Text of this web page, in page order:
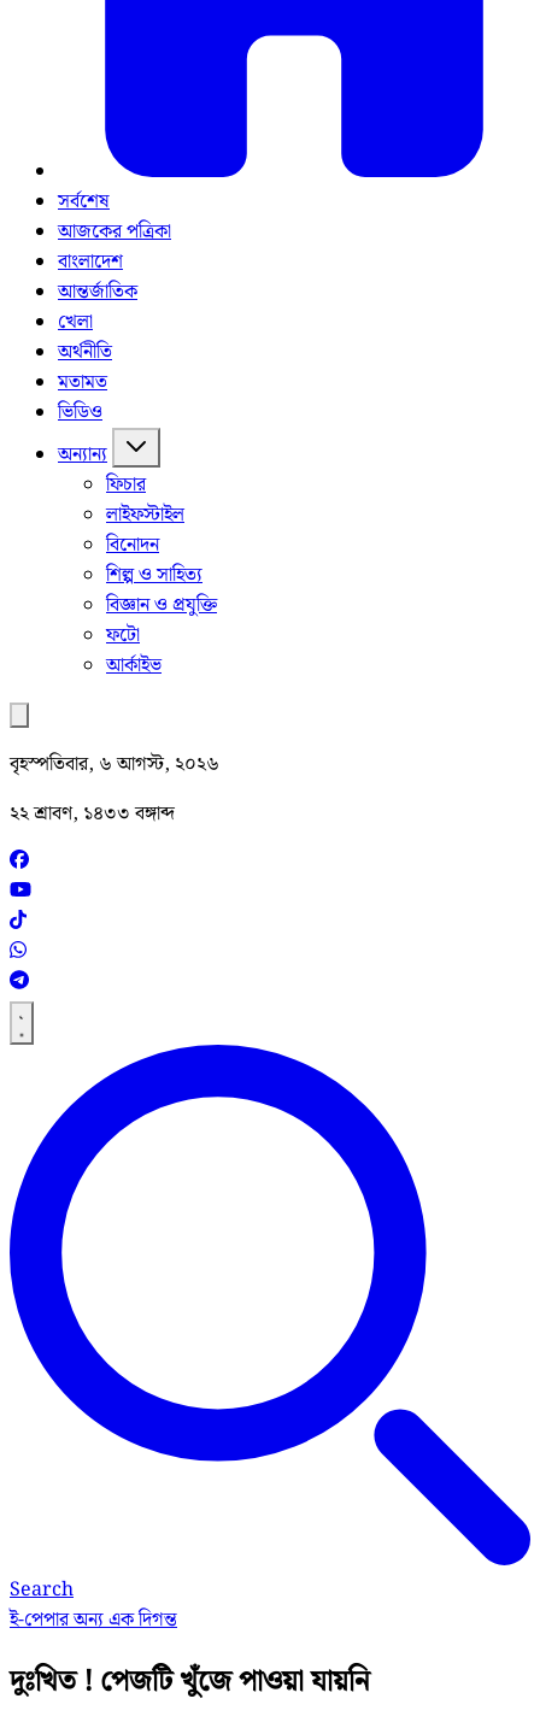
সর্বশেষ
আজকের পত্রিকা
বাংলাদেশ
আন্তর্জাতিক
খেলা
অর্থনীতি
মতামত
ভিডিও
অন্যান্য
ফিচার
লাইফস্টাইল
বিনোদন
শিল্প ও সাহিত্য
বিজ্ঞান ও প্রযুক্তি
ফটো
আর্কাইভ
বৃহস্পতিবার, ৬ আগস্ট, ২০২৬
২২ শ্রাবণ, ১৪৩৩ বঙ্গাব্দ
Search
ই-পেপারঅন্য এক দিগন্ত
দুঃখিত ! পেজটি খুঁজে পাওয়া যায়নি